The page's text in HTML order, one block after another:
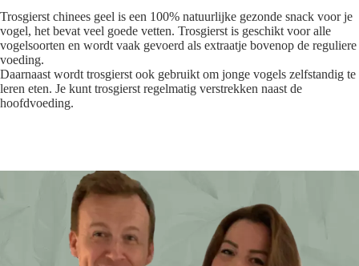
Trosgierst chinees geel is een 100% natuurlijke gezonde snack voor je
vogel, het bevat veel goede vetten. Trosgierst is geschikt voor alle
vogelsoorten en wordt vaak gevoerd als extraatje bovenop de reguliere
voeding.
Daarnaast wordt trosgierst ook gebruikt om jonge vogels zelfstandig te
leren eten. Je kunt trosgierst regelmatig verstrekken naast de
hoofdvoeding.